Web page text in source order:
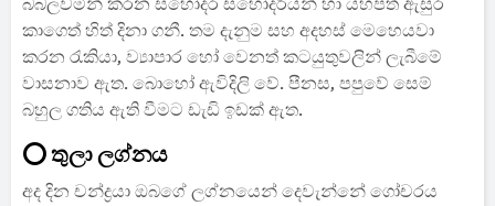
බබලවමින් කරන සහෝදර සහෝදරියන් හා යහපත් ඇසුර
කාගෙත් හිත් දිනා ගනී. තම දැනුම සහ අදහස් මෙහෙයවා
කරන රැකියා, ව්‍යාපාර හෝ වෙනත් කටයුතුවලින් ලැබීමේ
වාසනාව ඇත. බොහෝ ඇවිදිලි වේ. පීනස, පපුවේ සෙම්
බහුල ගතිය ඇති වීමට ඩැඩි ඉඩක් ඇත.
⭕ තුලා ලග්නය
අද දින චන්ද්‍රයා ඔබගේ ලග්නයෙන් දෙවැන්නේ ගෝචරය